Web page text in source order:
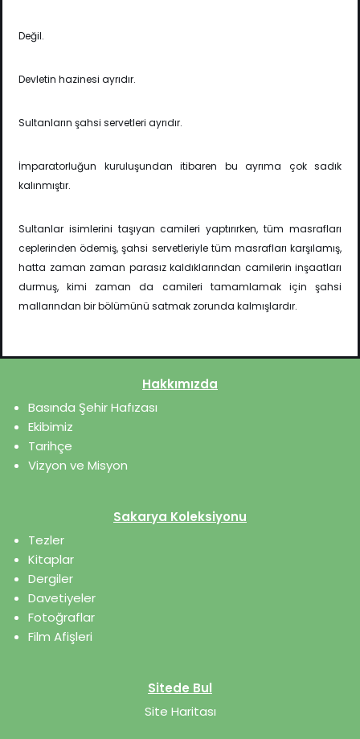
Değil.
Devletin hazinesi ayrıdır.
Sultanların şahsi servetleri ayrıdır.
İmparatorluğun kuruluşundan itibaren bu ayrıma çok sadık
kalınmıştır.
Sultanlar isimlerini taşıyan camileri yaptırırken, tüm masrafları
ceplerinden ödemiş, şahsi servetleriyle tüm masrafları karşılamış,
hatta zaman zaman parasız kaldıklarından camilerin inşaatları
durmuş, kimi zaman da camileri tamamlamak için şahsi
mallarından bir bölümünü satmak zorunda kalmışlardır.
Hakkımızda
Basında Şehir Hafızası
Ekibimiz
Tarihçe
Vizyon ve Misyon
Sakarya Koleksiyonu
Tezler
Kitaplar
Dergiler
Davetiyeler
Fotoğraflar
Film Afişleri
Sitede Bul
Site Haritası